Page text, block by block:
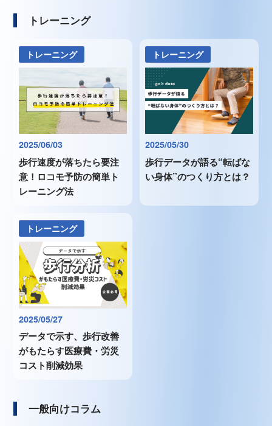
トレーニング
トレーニング
2025/06/03
歩行速度が落ちたら要注
意！ロコモ予防の簡単ト
レーニング法
トレーニング
2025/05/30
歩行データが語る“転ばな
い身体”のつくり方とは？
トレーニング
2025/05/27
データで示す、歩行改善
がもたらす医療費・労災
コスト削減効果
一般向けコラム